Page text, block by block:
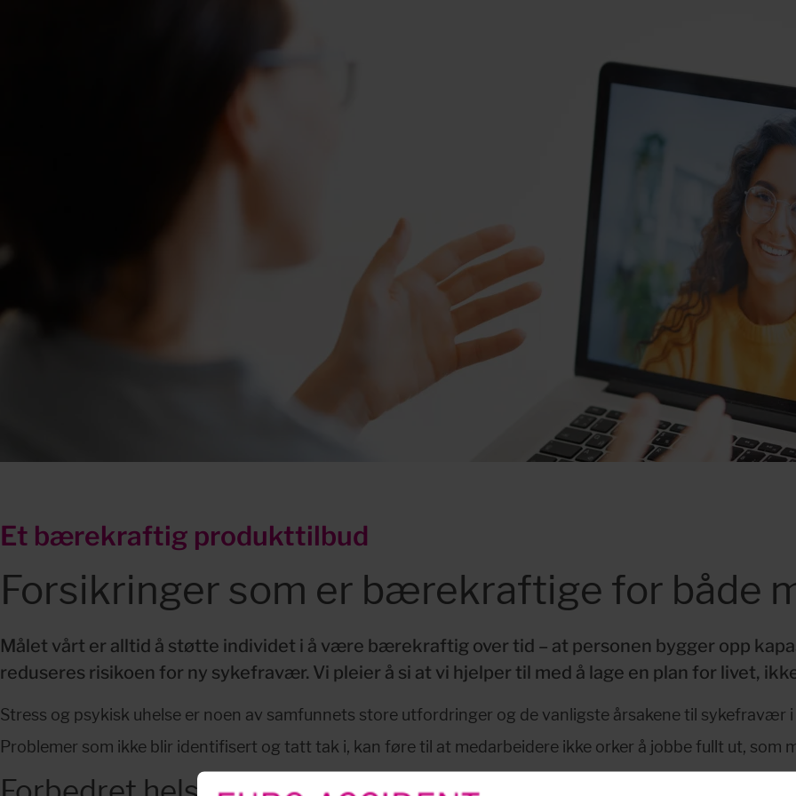
Et bærekraftig produkttilbud
Forsikringer som er bærekraftige for både
Målet vårt er alltid å støtte individet i å være bærekraftig over tid – at personen bygger opp
reduseres risikoen for ny sykefravær. Vi pleier å si at vi hjelper til med å lage en plan for livet,
Stress og psykisk uhelse er noen av samfunnets store utfordringer og de vanligste årsakene til sykefravær i